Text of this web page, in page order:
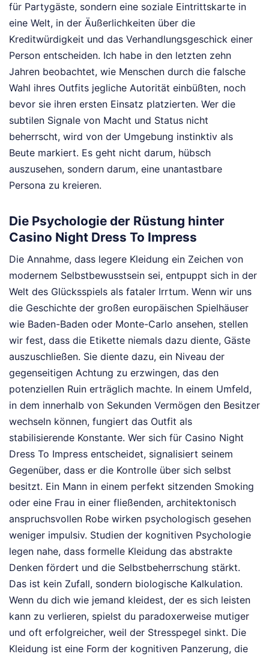
für Partygäste, sondern eine soziale Eintrittskarte in
eine Welt, in der Äußerlichkeiten über die
Kreditwürdigkeit und das Verhandlungsgeschick einer
Person entscheiden. Ich habe in den letzten zehn
Jahren beobachtet, wie Menschen durch die falsche
Wahl ihres Outfits jegliche Autorität einbüßten, noch
bevor sie ihren ersten Einsatz platzierten. Wer die
subtilen Signale von Macht und Status nicht
beherrscht, wird von der Umgebung instinktiv als
Beute markiert. Es geht nicht darum, hübsch
auszusehen, sondern darum, eine unantastbare
Persona zu kreieren.
Die Psychologie der Rüstung hinter
Casino Night Dress To Impress
Die Annahme, dass legere Kleidung ein Zeichen von
modernem Selbstbewusstsein sei, entpuppt sich in der
Welt des Glücksspiels als fataler Irrtum. Wenn wir uns
die Geschichte der großen europäischen Spielhäuser
wie Baden-Baden oder Monte-Carlo ansehen, stellen
wir fest, dass die Etikette niemals dazu diente, Gäste
auszuschließen. Sie diente dazu, ein Niveau der
gegenseitigen Achtung zu erzwingen, das den
potenziellen Ruin erträglich machte. In einem Umfeld,
in dem innerhalb von Sekunden Vermögen den Besitzer
wechseln können, fungiert das Outfit als
stabilisierende Konstante. Wer sich für Casino Night
Dress To Impress entscheidet, signalisiert seinem
Gegenüber, dass er die Kontrolle über sich selbst
besitzt. Ein Mann in einem perfekt sitzenden Smoking
oder eine Frau in einer fließenden, architektonisch
anspruchsvollen Robe wirken psychologisch gesehen
weniger impulsiv. Studien der kognitiven Psychologie
legen nahe, dass formelle Kleidung das abstrakte
Denken fördert und die Selbstbeherrschung stärkt.
Das ist kein Zufall, sondern biologische Kalkulation.
Wenn du dich wie jemand kleidest, der es sich leisten
kann zu verlieren, spielst du paradoxerweise mutiger
und oft erfolgreicher, weil der Stresspegel sinkt. Die
Kleidung ist eine Form der kognitiven Panzerung, die